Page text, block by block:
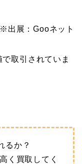
※出展：Gooネット
取引されていま
るか？
く買取してく